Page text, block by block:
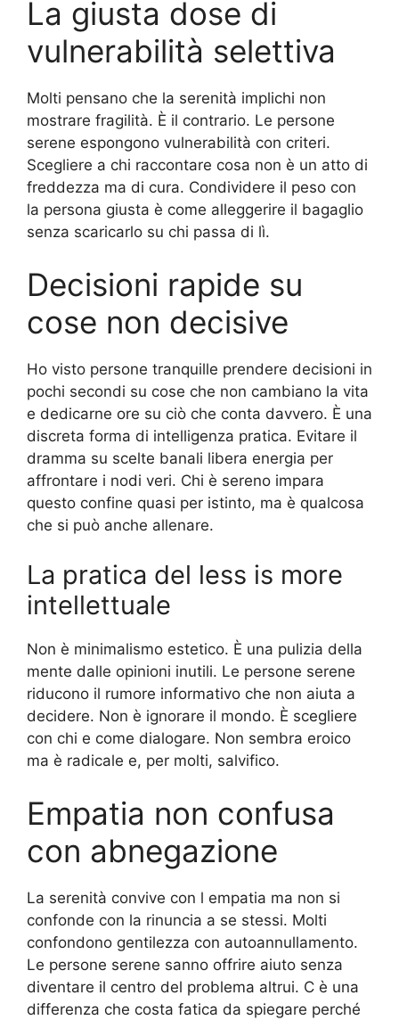
La giusta dose di
vulnerabilità selettiva
Molti pensano che la serenità implichi non
mostrare fragilità. È il contrario. Le persone
serene espongono vulnerabilità con criteri.
Scegliere a chi raccontare cosa non è un atto di
freddezza ma di cura. Condividere il peso con
la persona giusta è come alleggerire il bagaglio
senza scaricarlo su chi passa di lì.
Decisioni rapide su
cose non decisive
Ho visto persone tranquille prendere decisioni in
pochi secondi su cose che non cambiano la vita
e dedicarne ore su ciò che conta davvero. È una
discreta forma di intelligenza pratica. Evitare il
dramma su scelte banali libera energia per
affrontare i nodi veri. Chi è sereno impara
questo confine quasi per istinto, ma è qualcosa
che si può anche allenare.
La pratica del less is more
intellettuale
Non è minimalismo estetico. È una pulizia della
mente dalle opinioni inutili. Le persone serene
riducono il rumore informativo che non aiuta a
decidere. Non è ignorare il mondo. È scegliere
con chi e come dialogare. Non sembra eroico
ma è radicale e, per molti, salvifico.
Empatia non confusa
con abnegazione
La serenità convive con l empatia ma non si
confonde con la rinuncia a se stessi. Molti
confondono gentilezza con autoannullamento.
Le persone serene sanno offrire aiuto senza
diventare il centro del problema altrui. C è una
differenza che costa fatica da spiegare perché